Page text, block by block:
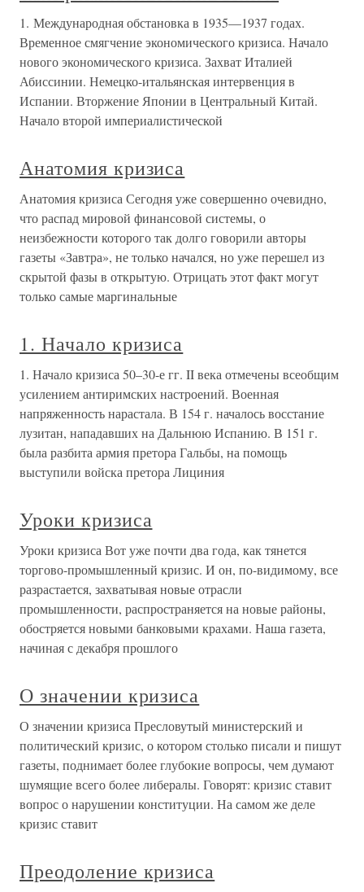
1. Международная обстановка в 1935—1937 годах.
Временное смягчение экономического кризиса. Начало
нового экономического кризиса. Захват Италией
Абиссинии. Немецко-итальянская интервенция в
Испании. Вторжение Японии в Центральный Китай.
Начало второй империалистической
Анатомия кризиса
Анатомия кризиса Сегодня уже совершенно очевидно,
что распад мировой финансовой системы, о
неизбежности которого так долго говорили авторы
газеты «Завтра», не только начался, но уже перешел из
скрытой фазы в открытую. Отрицать этот факт могут
только самые маргинальные
1. Начало кризиса
1. Начало кризиса 50–30-е гг. II века отмечены всеобщим
усилением антиримских настроений. Военная
напряженность нарастала. В 154 г. началось восстание
лузитан, нападавших на Дальнюю Испанию. В 151 г.
была разбита армия претора Гальбы, на помощь
выступили войска претора Лициния
Уроки кризиса
Уроки кризиса Вот уже почти два года, как тянется
торгово-промышленный кризис. И он, по-видимому, все
разрастается, захватывая новые отрасли
промышленности, распространяется на новые районы,
обостряется новыми банковыми крахами. Наша газета,
начиная с декабря прошлого
О значении кризиса
О значении кризиса Пресловутый министерский и
политический кризис, о котором столько писали и пишут
газеты, поднимает более глубокие вопросы, чем думают
шумящие всего более либералы. Говорят: кризис ставит
вопрос о нарушении конституции. На самом же деле
кризис ставит
Преодоление кризиса